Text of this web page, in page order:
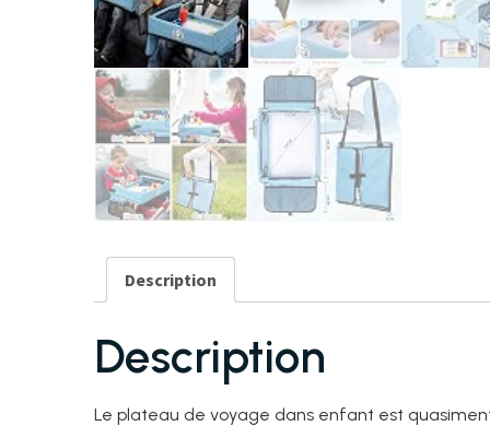
Description
Description
Le plateau de voyage dans enfant est